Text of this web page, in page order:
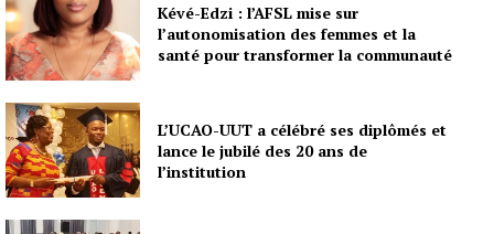
Kévé-Edzi : l’AFSL mise sur
l’autonomisation des femmes et la
santé pour transformer la communauté
L’UCAO-UUT a célébré ses diplômés et
lance le jubilé des 20 ans de
l’institution